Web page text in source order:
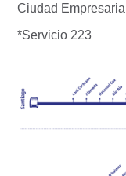
Ciudad
*Servicio 223